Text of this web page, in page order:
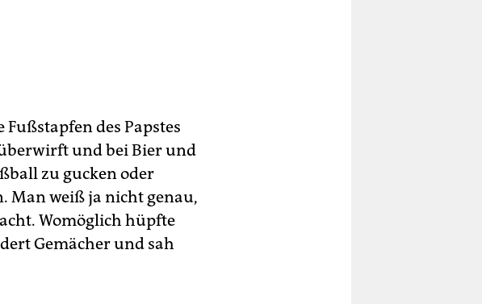
des Papstes
und bei Bier und
zu gucken oder
Man weiß ja nicht genau,
Womöglich hüpfte
Gemächer und sah